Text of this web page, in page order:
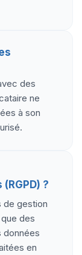
des
ne
à son
?
de gestion
des
données
en